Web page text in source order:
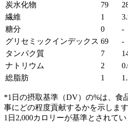
炭水化物
79
繊維
1
糖分
0
-
グリセミックインデックス 69
-
タンパク質
7
ナトリウム
2
総脂肪
1
*1日の摂取基準（DV）の%は、食
事にどの程度貢献するかを示しま
1日2,000カロリーが基準とされてい